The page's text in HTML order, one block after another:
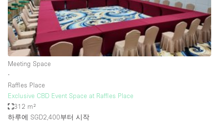
Creative Space
Event Space
Fair / Festival
Hall
Mall Shop
Mansion / House
Meeting Space
Meeting Space
∙
Raffles Place
Exclusive CBD Event Space at Raffles Place
312 m²
하루에 SGD2,400부터 시작